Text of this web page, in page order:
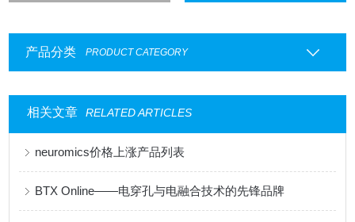
产品分类 PRODUCT CATEGORY
相关文章 RELATED ARTICLES
neuromics价格上涨产品列表
BTX Online——电穿孔与电融合技术的先锋品牌